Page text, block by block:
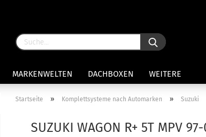
MARKENWELTEN DACHBOXEN WEITERE
Startseite » Komplettsysteme nach Automarken » Suzuki
SUZUKI WAGON R+ 5T MPV